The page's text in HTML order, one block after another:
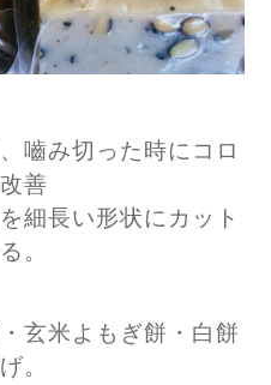
嚙み切った時にコロ
善
い形状にカット
。
玄米よもぎ餅・白餅
。